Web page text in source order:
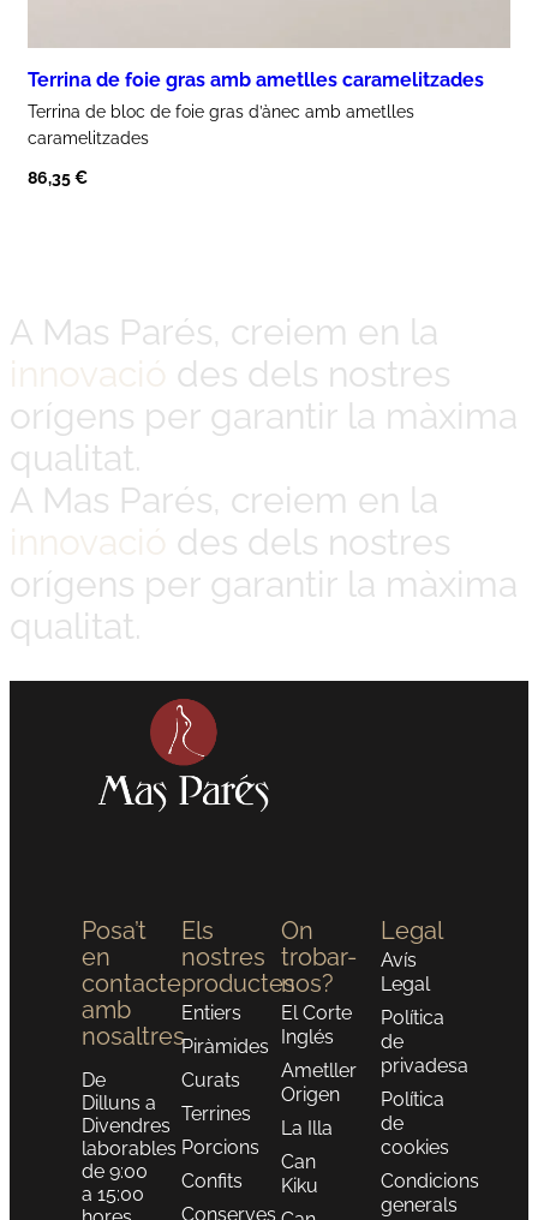
Terrina de foie gras amb ametlles caramelitzades
Terrina de bloc de foie gras d’ànec amb ametlles
caramelitzades
86,35€
A Mas Parés, creiem en la
des dels nostres
orígens per garantir la màxima
qualitat.
A Mas Parés, creiem en la
des dels nostres
orígens per garantir la màxima
qualitat.
Posa’t
en
contacte
amb
nosaltres
De
Dilluns a
Divendres
laborables
de 9:00
a 15:00
Els
nostres
productes
Entiers
Piràmides
Curats
Terrines
Porcions
Confits
Conserves
On
trobar-
nos?
El Corte
Inglés
Ametller
Origen
La Illa
Can
Kiku
Legal
Avís
Legal
Política
de
privadesa
Política
de
cookies
Condicions
generals